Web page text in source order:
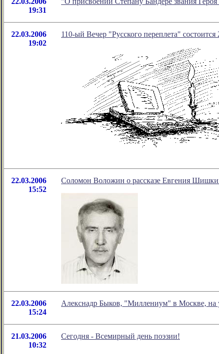
19:31
22.03.2006
19:02
110-ый Вечер "Русского переплета" состоится
22.03.2006
15:52
Соломон Воложин о рассказе Евгения
22.03.2006
15:24
Алекснадр Быков, "Миллениум" в Москве, на
21.03.2006
10:32
Сегодня - Всемирный день поэзии!